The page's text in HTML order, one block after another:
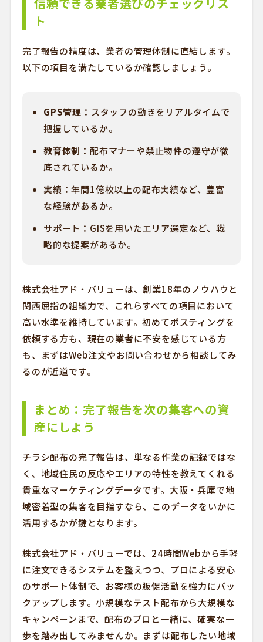
ト
完了報告の精度は、業者の管理体制に直結します。
以下の項目を満たしているか確認しましょう。
GPS管理： スタッフの動きをリアルタイムで
把握しているか。
教育体制： 配布マナーや禁止物件の遵守が徹
底されているか。
実績：年間1億枚以上の配布実績など、豊富
な経験があるか。
サポート： GISを用いたエリア選定など、戦
略的な提案があるか。
株式会社アド・バリューは、創業18年のノウハウと
関西屈指の組織力で、これらすべての項目において
高い水準を維持しています。初めてポスティングを
依頼する方も、現在の業者に不安を感じている方
も、まずはWeb注文やお問い合わせから相談してみ
るのが近道です。
まとめ：完了報告を次の集客への資
産にしよう
チラシ配布の完了報告は、単なる作業の記録ではな
く、地域住民の反応やエリアの特性を教えてくれる
貴重なマーケティングデータです。大阪・兵庫で地
域密着型の集客を目指すなら、このデータをいかに
活用するかが鍵となります。
株式会社アド・バリューでは、24時間Webから手軽
に注文できるシステムを整えつつ、プロによる安心
のサポート体制で、お客様の販促活動を強力にバッ
クアップします。小規模なテスト配布から大規模な
キャンペーンまで、配布のプロと一緒に、確実な一
歩を踏み出してみませんか。まずは配布したい地域